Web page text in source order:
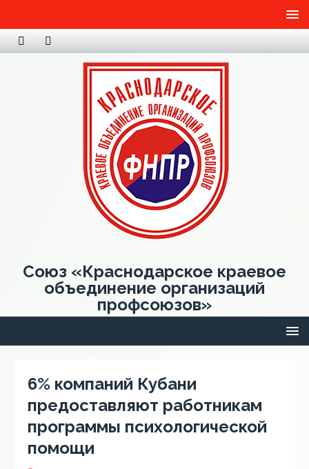
Союз «Краснодарское краевое
объединение организаций
профсоюзов»
6% компаний Кубани
предоставляют работникам
программы психологической
помощи